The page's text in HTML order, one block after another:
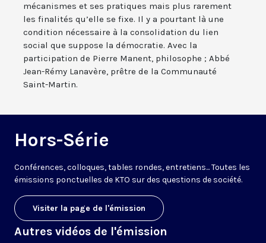
mécanismes et ses pratiques mais plus rarement
les finalités qu’elle se fixe. Il y a pourtant là une
condition nécessaire à la consolidation du lien
social que suppose la démocratie. Avec la
participation de Pierre Manent, philosophe ; Abbé
Jean-Rémy Lanavère, prêtre de la Communauté
Saint-Martin.
Hors-Série
Conférences, colloques, tables rondes, entretiens... Toutes les
émissions ponctuelles de KTO sur des questions de société.
Visiter la page de l'émission
Autres vidéos de l'émission